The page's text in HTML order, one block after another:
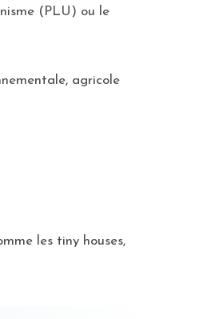
(PLU) ou le
agricole
les tiny houses,